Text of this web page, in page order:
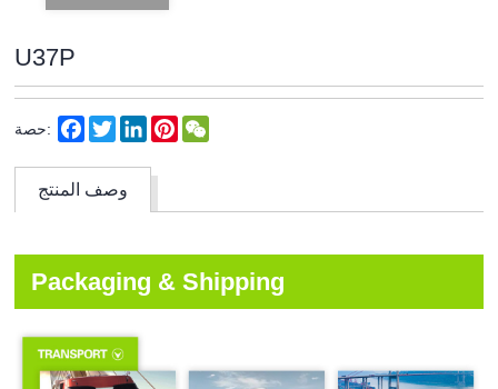
U37P
حصة: Facebook
TwitterLinkedInPinterest
وصف المنتج
Packaging & Shipping